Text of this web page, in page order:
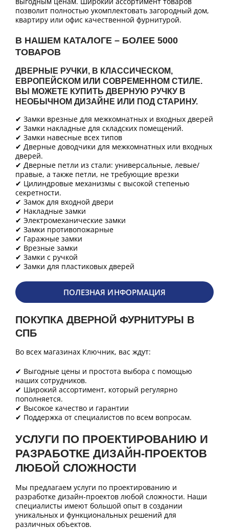
позволит полностью укомплектовать загородный дом,
квартиру или офис качественной фурнитурой.
В НАШЕМ КАТАЛОГЕ – БОЛЕЕ 5000
ТОВАРОВ
ДВЕРНЫЕ РУЧКИ, В КЛАССИЧЕСКОМ,
ЕВРОПЕЙСКОМ ИЛИ СОВРЕМЕННОМ СТИЛЕ.
ВЫ МОЖЕТЕ КУПИТЬ ДВЕРНУЮ РУЧКУ В
НЕОБЫЧНОМ ДИЗАЙНЕ ИЛИ ПОД СТАРИНУ.
✔ Замки врезные для межкомнатных и входных дверей
✔ Замки накладные для складских помещений.
✔ Замки навесные всех типов
✔ Дверные доводчики для межкомнатных или входных
дверей.
✔ Дверные петли из стали: универсальные, левые/
правые, а также петли, не требующие врезки
✔ Цилиндровые механизмы с высокой степенью
секретности.
✔ Замок для входной двери
✔ Накладные замки
✔ Электромеханические замки
✔ Замки противопожарные
✔ Гаражные замки
✔ Врезные замки
✔ Замки с ручкой
✔ Замки для пластиковых дверей
ПОЛЕЗНАЯ ИНФОРМАЦИЯ
ПОКУПКА ДВЕРНОЙ ФУРНИТУРЫ В
СПБ
Во всех магазинах Ключник, вас ждут:
✔ Выгодные цены и простота выбора с помощью
наших сотрудников.
✔ Широкий ассортимент, который регулярно
пополняется.
✔ Высокое качество и гарантии
✔ Поддержка от специалистов по всем вопросам.
УСЛУГИ ПО ПРОЕКТИРОВАНИЮ И
РАЗРАБОТКЕ ДИЗАЙН-ПРОЕКТОВ
ЛЮБОЙ СЛОЖНОСТИ
Мы предлагаем услуги по проектированию и
разработке дизайн-проектов любой сложности. Наши
специалисты имеют большой опыт в создании
уникальных и функциональных решений для
различных объектов.